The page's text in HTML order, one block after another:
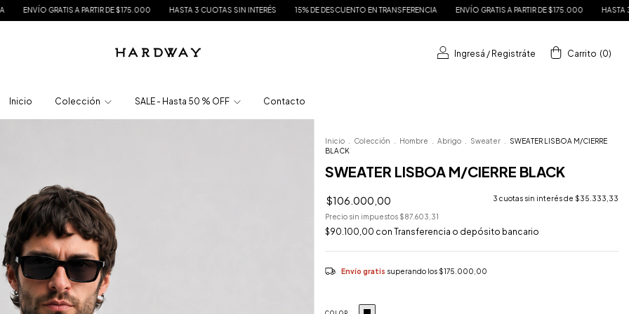
DE $175.000 HASTA 3 CUOTAS SIN INTERÉS 15% DE DESCUENTO EN TRANSFERENCIA ENVÍO GRATIS A PARTIR DE $175.000 HASTA 3 CUOTAS SIN INTERÉS
Ingresá / Registráte Carrito (0)
Inicio Colección SALE - Hasta 50 % OFF Contacto
Inicio Colección Hombre Abrigo Sweater
SWEATER LISBOA M/CIERRE
BLACK
SWEATER LISBOA M/CIERRE BLACK
$106.000,00 3 cuotas sin interés de $35.333,33
Precio sin impuestos $87.603,31
$90.100,00 con Transferencia o depósito bancario
Envío gratis superando los $175.000,00